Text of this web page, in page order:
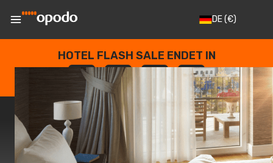
DE(€)
HOTEL FLASH SALE ENDET IN
--
TAGE
: --
STUNDEN
: --
SEKUNDEN